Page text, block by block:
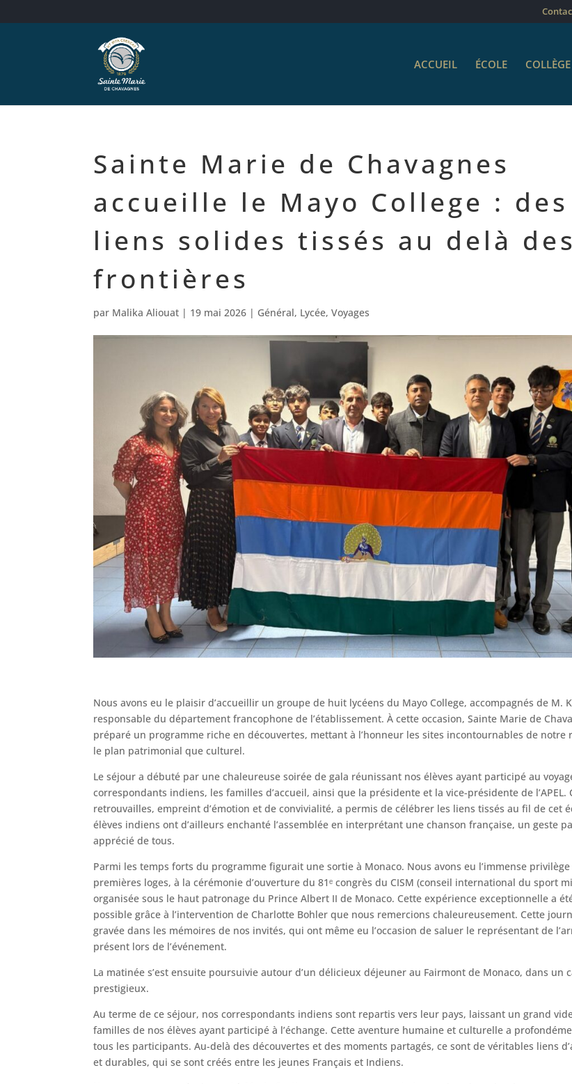
ACCUEIL ÉCOLE COLLÈGE
Sainte Marie de Chavagnes
accueille le Mayo College : des
liens solides tissés au delà des
frontières
par Malika Aliouat | 19 mai 2026 | Général, Lycée,Voyages
Nous avons eu le plaisir d’accueillir un groupe de huit lycéens du Mayo College, accompagnés de M.
responsable du département francophone de l’établissement. À cette occasion, Sainte Marie de
préparé un programme riche en découvertes, mettant à l’honneur les sites incontournables de notre
le plan patrimonial que culturel.
Le séjour a débuté par une chaleureuse soirée de gala réunissant nos élèves ayant participé au
correspondants indiens, les familles d’accueil, ainsi que la présidente et la vice-présidente de l’APEL.
retrouvailles, empreint d’émotion et de convivialité, a permis de célébrer les liens tissés au fil de cet
élèves indiens ont d’ailleurs enchanté l’assemblée en interprétant une chanson française, un geste
apprécié de tous.
Parmi les temps forts du programme figurait une sortie à Monaco. Nous avons eu l’immense privilège
premières loges, à la cérémonie d’ouverture du 81ᵉ congrès du CISM (conseil international du sport
organisée sous le haut patronage du Prince Albert II de Monaco. Cette expérience exceptionnelle a
possible grâce à l’intervention de Charlotte Bohler que nous remercions chaleureusement. Cette
gravée dans les mémoires de nos invités, qui ont même eu l’occasion de saluer le représentant de
présent lors de l’événement.
La matinée s’est ensuite poursuivie autour d’un délicieux déjeuner au Fairmont de Monaco, dans un
prestigieux.
Au terme de ce séjour, nos correspondants indiens sont repartis vers leur pays, laissant un grand
familles de nos élèves ayant participé à l’échange. Cette aventure humaine et culturelle a
tous les participants. Au-delà des découvertes et des moments partagés, ce sont de véritables liens
et durables, qui se sont créés entre les jeunes Français et Indiens.